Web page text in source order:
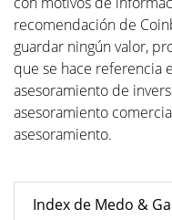
recomendación de
guardar ningún valor,
que se hace referencia
asesoramiento de
asesoramiento
asesoramiento.
Index de Medo &